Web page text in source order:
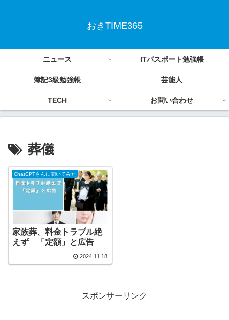
おきTIME365
ニュース ITパスポート勉強帳
簿記3級勉強帳 芸能人
TECH お問い合わせ
葬儀
ChatCPTさんに聞いてみた
家族葬、料金トラブル絶
えず 「定額」と広告
2024.11.18
スポンサーリンク